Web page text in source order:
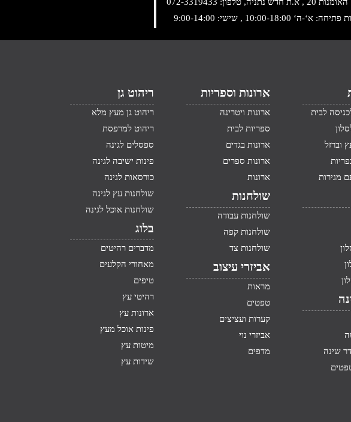
א‘-ה‘ 10:00-18:00 , שישי: 9:00-14:00
לבית
וברזל
מגירות
שינה
ארונות וספריות
ארונות ויטרינה
ספריות לבית
ארונות בגדים
ארונות ספרים
ארונות
שולחנות
שולחנות עבודה
שולחנות קפה
שולחנות צד
אביזרי עיצוב
מראות
טפטים
קערות ועציצים
אביזרי נוי
מדפים
ריהוט גן
ריהוט גן מעץ מלא
ריהוט למרפסת
ספסלים לגינה
פינות ישיבה לגינה
כורסאות לגינה
שולחנות עץ לגינה
שולחנות אוכל לגינה
בלוג
מדברים רהיטים
מאחורי הקלעים
טיפים
רהיטי עץ
ארונות עץ
פינות אוכל מעץ
מיטות עץ
שידות עץ